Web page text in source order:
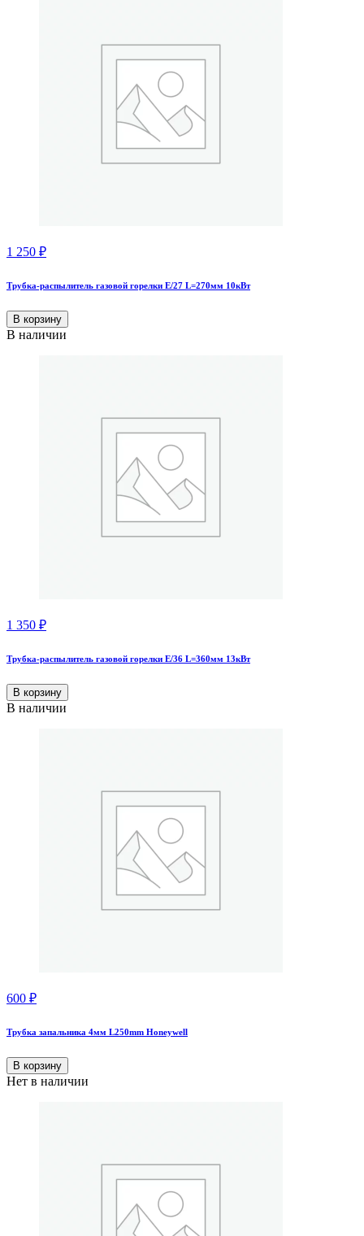
1 250 ₽
Трубка-распылитель газовой горелки Е/27 L=270мм 10кВт
В корзину
В наличии
1 350 ₽
Трубка-распылитель газовой горелки Е/36 L=360мм 13кВт
В корзину
В наличии
600 ₽
Трубка запальника 4мм L250mm Honeywell
В корзину
Нет в наличии